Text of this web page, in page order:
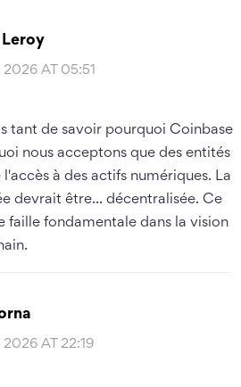
AT 05:51
tant de savoir pourquoi Coinbase
nous acceptons que des entités
à des actifs numériques. La
devrait être... décentralisée. Ce
faille fondamentale dans la vision
AT 22:19